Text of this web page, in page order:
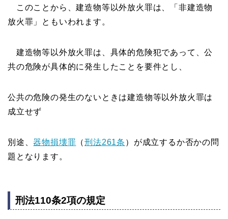
このことから、建造物等以外放火罪は、「非建造物
放火罪」ともいわれます。
建造物等以外放火罪は、具体的危険犯であって、公
共の危険が具体的に発生したことを要件とし、
公共の危険の発生のないときは建造物等以外放火罪は
成立せず
別途、器物損壊罪 （刑法261条 ）が成立するか否かの問
題となります。
刑法110条2項の規定